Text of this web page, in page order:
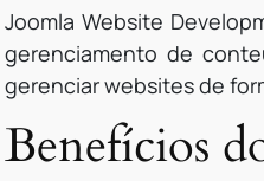
Joomla Website
gerenciamento de
gerenciar websites de
Benefícios